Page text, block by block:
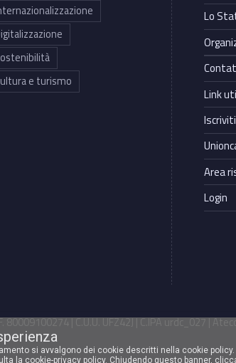
e turismo
Lo
Link
Area
Login
| C.U.U. UFZ42J | C.IPA urdc_027 |
si avvalgono dei cookie descritti nella cookie policy.
la cookie-privacy policy. Chiudendo questo banner,